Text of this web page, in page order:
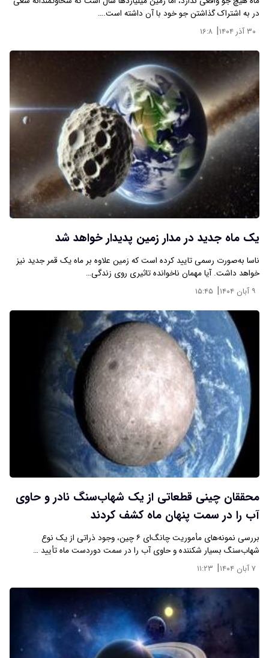
در به اشتراک گذاشتن جو خود با آن داشته است.…
۳۰ آذر ۱۴۰۴ | ۱۶:۸
یک ماه جدید در مدار زمین پدیدار خواهد شد
ناسا به‌صورت رسمی تایید کرده است که زمین علاوه بر ماه یک قمر جدید نیز
خواهد داشت. آیا مهمان ناخوانده تاثیری روی زندگی…
۹ آبان ۱۴۰۴ | ۱۵:۴۵
محققان چینی قطعاتی از یک شهاب‌سنگ نادر و حاوی
آب را در سمت پنهان ماه کشف کردند
بررسی نمونه‌های مأموریت چانگ‌ای ۶ چین، وجود ذراتی از یک نوع
شهاب‌سنگ بسیار شکننده و حاوی آب را در سمت دوردست ماه تأیید …
۷ آبان ۱۴۰۴ | ۱۱:۲۳